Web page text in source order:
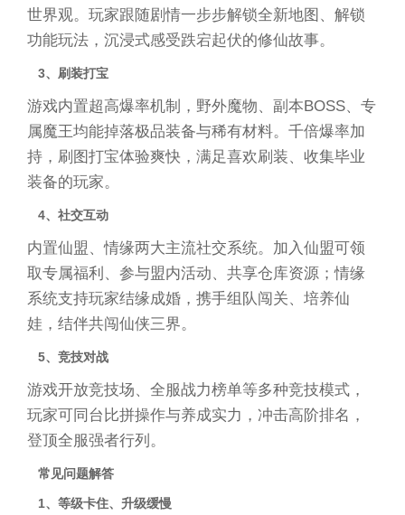
世界观。玩家跟随剧情一步步解锁全新地图、解锁
功能玩法，沉浸式感受跌宕起伏的修仙故事。
3、刷装打宝
游戏内置超高爆率机制，野外魔物、副本BOSS、专
属魔王均能掉落极品装备与稀有材料。千倍爆率加
持，刷图打宝体验爽快，满足喜欢刷装、收集毕业
装备的玩家。
4、社交互动
内置仙盟、情缘两大主流社交系统。加入仙盟可领
取专属福利、参与盟内活动、共享仓库资源；情缘
系统支持玩家结缘成婚，携手组队闯关、培养仙
娃，结伴共闯仙侠三界。
5、竞技对战
游戏开放竞技场、全服战力榜单等多种竞技模式，
玩家可同台比拼操作与养成实力，冲击高阶排名，
登顶全服强者行列。
常见问题解答
1、等级卡住、升级缓慢